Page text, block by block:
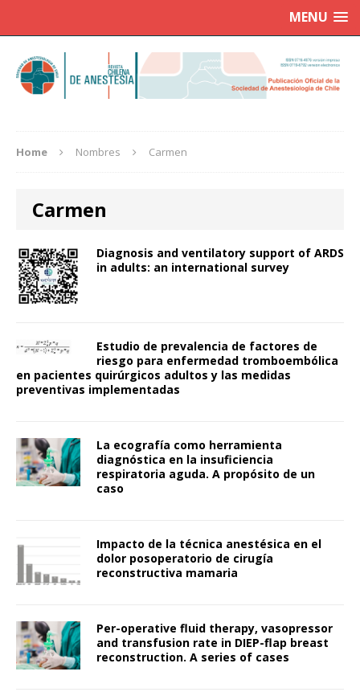
MENU
Home Nombres Carmen
Carmen
Diagnosis and ventilatory support of ARDS
in adults: an international survey
Estudio de prevalencia de factores de
riesgo para enfermedad tromboembólica
en pacientes quirúrgicos adultos y las medidas
preventivas implementadas
La ecografía como herramienta
diagnóstica en la insuficiencia
respiratoria aguda. A propósito de un
caso
Impacto de la técnica anestésica en el
dolor posoperatorio de cirugía
reconstructiva mamaria
Per-operative fluid therapy, vasopressor
and transfusion rate in DIEP-flap breast
reconstruction. A series of cases